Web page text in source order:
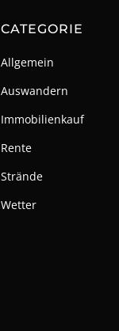
CATEGORIE
Allgemein
Auswandern
Immobilienkauf
Rente
Strände
Wetter